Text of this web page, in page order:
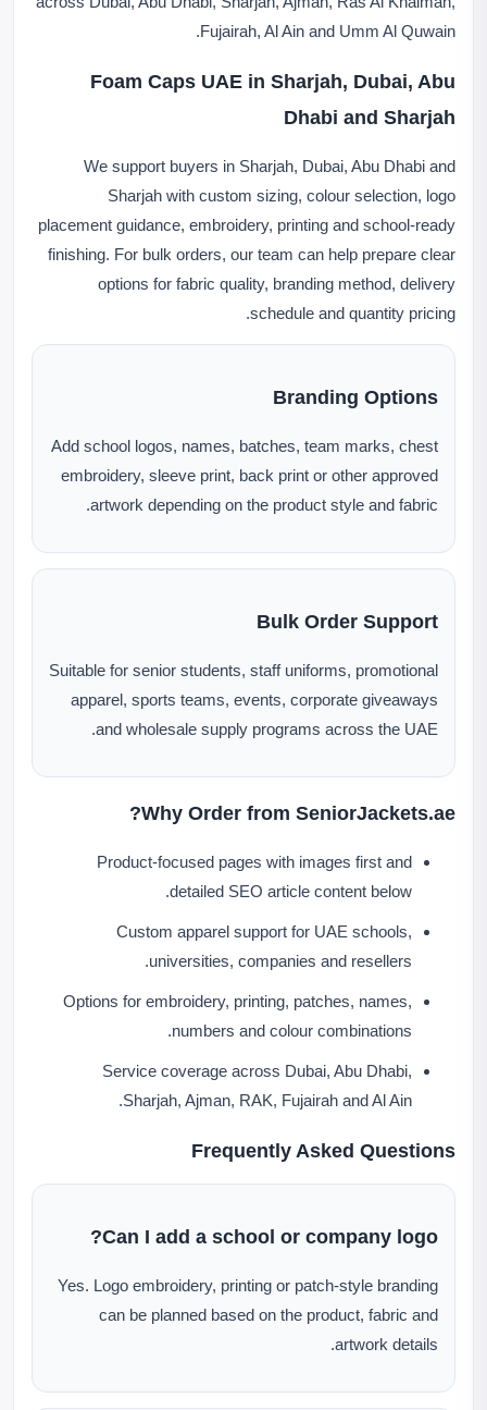
Fujairah, Al Ain and Umm Al Quwain.
Foam Caps UAE in Sharjah, Dubai, Abu
Dhabi and Sharjah
We support buyers in Sharjah, Dubai, Abu Dhabi and
Sharjah with custom sizing, colour selection, logo
placement guidance, embroidery, printing and school-ready
finishing. For bulk orders, our team can help prepare clear
options for fabric quality, branding method, delivery
schedule and quantity pricing.
Branding Options
Add school logos, names, batches, team marks, chest
embroidery, sleeve print, back print or other approved
artwork depending on the product style and fabric.
Bulk Order Support
Suitable for senior students, staff uniforms, promotional
apparel, sports teams, events, corporate giveaways
and wholesale supply programs across the UAE.
Why Order from SeniorJackets.ae?
Product-focused pages with images first and
detailed SEO article content below.
Custom apparel support for UAE schools,
universities, companies and resellers.
Options for embroidery, printing, patches, names,
numbers and colour combinations.
Service coverage across Dubai, Abu Dhabi,
Sharjah, Ajman, RAK, Fujairah and Al Ain.
Frequently Asked Questions
Can I add a school or company logo?
Yes. Logo embroidery, printing or patch-style branding
can be planned based on the product, fabric and
artwork details.